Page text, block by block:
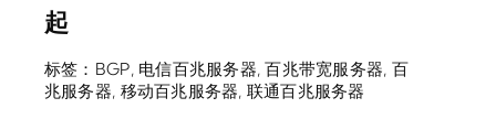
起
标签： BGP, 电信百兆服务器,百兆带宽服务器, 百
兆服务器, 移动百兆服务器, 联通百兆服务器